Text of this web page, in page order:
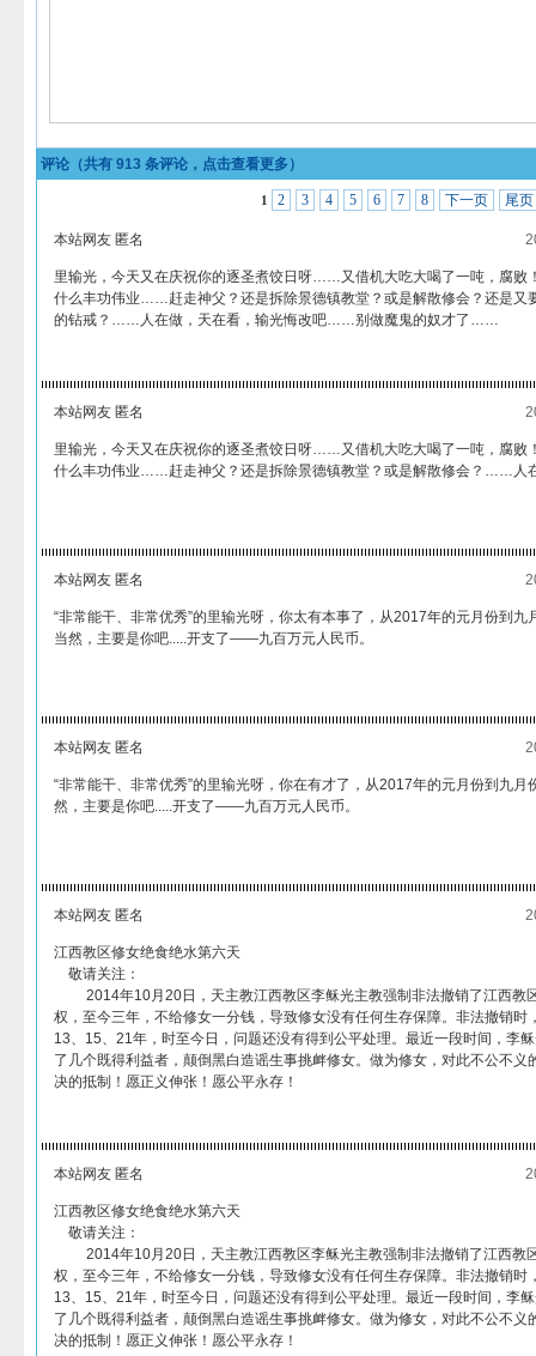
评论（共有 913 条评论，点击查看更多）
1 2 3 4 5 6 7 8 下一页 尾页
本站网友 匿名
里输光，今天又在庆祝你的逐圣煮饺日呀……又借机大吃大喝了一吨，腐
什么丰功伟业……赶走神父？还是拆除景德镇教堂？或是解散修会？还是又
的钻戒？……人在做，天在看，输光悔改吧……别做魔鬼的奴才了……
本站网友 匿名
里输光，今天又在庆祝你的逐圣煮饺日呀……又借机大吃大喝了一吨，腐
什么丰功伟业……赶走神父？还是拆除景德镇教堂？或是解散修会？……人
本站网友 匿名
“非常能干、非常优秀”的里输光呀，你太有本事了，从2017年的元月份到
当然，主要是你吧.....开支了——九百万元人民币。
本站网友 匿名
“非常能干、非常优秀”的里输光呀，你在有才了，从2017年的元月份到九
然，主要是你吧.....开支了——九百万元人民币。
本站网友 匿名
江西教区修女绝食绝水第六天
敬请关注：
2014年10月20日，天主教江西教区李稣光主教强制非法撤销了江西教
权，至今三年，不给修女一分钱，导致修女没有任何生存保障。非法撤销时
13、15、21年，时至今日，问题还没有得到公平处理。最近一段时间，李
了几个既得利益者，颠倒黑白造谣生事挑衅修女。做为修女，对此不公不义
决的抵制！愿正义伸张！愿公平永存！
本站网友 匿名
江西教区修女绝食绝水第六天
敬请关注：
2014年10月20日，天主教江西教区李稣光主教强制非法撤销了江西教
权，至今三年，不给修女一分钱，导致修女没有任何生存保障。非法撤销时
13、15、21年，时至今日，问题还没有得到公平处理。最近一段时间，李
了几个既得利益者，颠倒黑白造谣生事挑衅修女。做为修女，对此不公不义
决的抵制！愿正义伸张！愿公平永存！